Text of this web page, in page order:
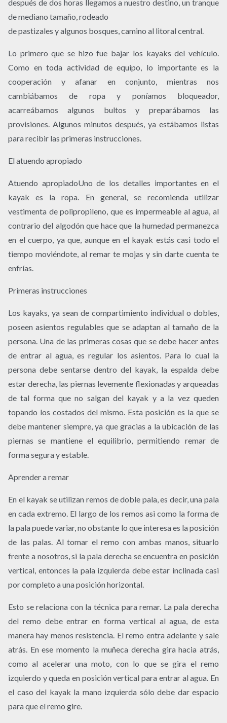
después de dos horas llegamos a nuestro destino, un tranque
de mediano tamaño, rodeado
de pastizales y algunos bosques, camino al litoral central.
Lo primero que se hizo fue bajar los kayaks del vehículo.
Como en toda actividad de equipo, lo importante es la
cooperación y afanar en conjunto, mientras nos
cambiábamos de ropa y poníamos bloqueador,
acarreábamos algunos bultos y preparábamos las
provisiones. Algunos minutos después, ya estábamos listas
para recibir las primeras instrucciones.
El atuendo apropiado
Atuendo apropiadoUno de los detalles importantes en el
kayak es la ropa. En general, se recomienda utilizar
vestimenta de polipropileno, que es impermeable al agua, al
contrario del algodón que hace que la humedad permanezca
en el cuerpo, ya que, aunque en el kayak estás casi todo el
tiempo moviéndote, al remar te mojas y sin darte cuenta te
enfrías.
Primeras instrucciones
Los kayaks, ya sean de compartimiento individual o dobles,
poseen asientos regulables que se adaptan al tamaño de la
persona. Una de las primeras cosas que se debe hacer antes
de entrar al agua, es regular los asientos. Para lo cual la
persona debe sentarse dentro del kayak, la espalda debe
estar derecha, las piernas levemente flexionadas y arqueadas
de tal forma que no salgan del kayak y a la vez queden
topando los costados del mismo. Esta posición es la que se
debe mantener siempre, ya que gracias a la ubicación de las
piernas se mantiene el equilibrio, permitiendo remar de
forma segura y estable.
Aprender a remar
En el kayak se utilizan remos de doble pala, es decir, una pala
en cada extremo. El largo de los remos asi como la forma de
la pala puede variar, no obstante lo que interesa es la posición
de las palas. Al tomar el remo con ambas manos, situarlo
frente a nosotros, si la pala derecha se encuentra en posición
vertical, entonces la pala izquierda debe estar inclinada casi
por completo a una posición horizontal.
Esto se relaciona con la técnica para remar. La pala derecha
del remo debe entrar en forma vertical al agua, de esta
manera hay menos resistencia. El remo entra adelante y sale
atrás. En ese momento la muñeca derecha gira hacia atrás,
como al acelerar una moto, con lo que se gira el remo
izquierdo y queda en posición vertical para entrar al agua. En
el caso del kayak la mano izquierda sólo debe dar espacio
para que el remo gire.